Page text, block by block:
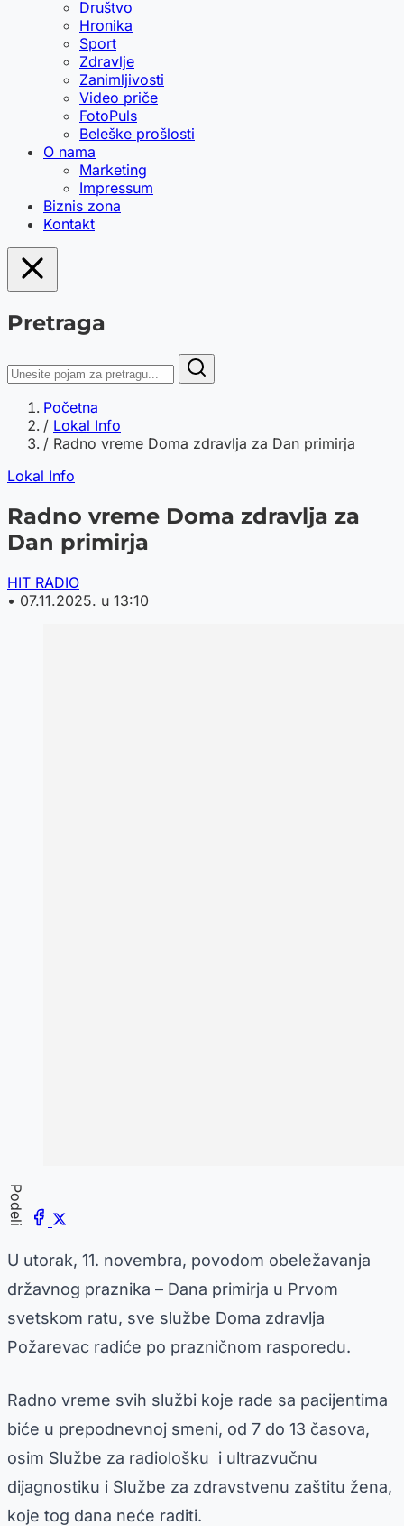
Društvo
Hronika
Sport
Zdravlje
Zanimljivosti
Video priče
FotoPuls
Beleške prošlosti
O nama
Marketing
Impressum
Biznis zona
Kontakt
Pretraga
Početna
/ Lokal Info
/ Radno vreme Doma zdravlja za Dan primirja
Lokal Info
Radno vreme Doma zdravlja za
Dan primirja
HIT RADIO
• 07.11.2025. u 13:10
Podeli
U utorak, 11. novembra, povodom obeležavanja
državnog praznika – Dana primirja u Prvom
svetskom ratu, sve službe Doma zdravlja
Požarevac radiće po prazničnom rasporedu.
Radno vreme svih službi koje rade sa pacijentima
biće u prepodnevnoj smeni, od 7 do 13 časova,
osim Službe za radiološku i ultrazvučnu
dijagnostiku i Službe za zdravstvenu zaštitu žena,
koje tog dana neće raditi.